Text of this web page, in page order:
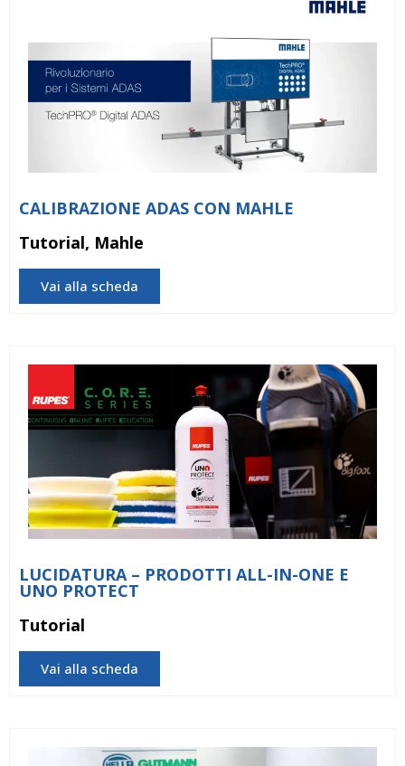
CALIBRAZIONE ADAS CON MAHLE
Tutorial, Mahle
Vai alla scheda
LUCIDATURA – PRODOTTI ALL-IN-ONE E
UNO PROTECT
Tutorial
Vai alla scheda